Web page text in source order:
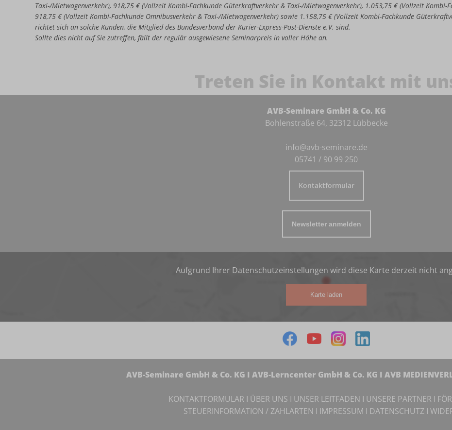
Taxi-/Mietwagenverkehr), 918,75 € (Vollzeit Kombi-Fachkunde Güterkraftverkehr & Taxi-/Mietwagenverkehr), 1.053,75 € (Vollzeit
918,75 € (Vollzeit Kombi-Fachkunde Omnibusverkehr & Taxi-/Mietwagenverkehr) sowie 1.158,75 € (Vollzeit Kombi-Fachkunde
richtet sich an solche Kunden, die Mitglied des Bundesverband der Kurier-Express-Post-Dienste e.V. sind.
Sollte dies nicht auf Sie zutreffen, fällt der regulär ausgewiesene Seminarpreis in voller Höhe an.
Treten Sie in Kontakt mit
AVB-Seminare GmbH & Co. KG
Bohlenstraße 64, 32312 Lübbecke
info@avb-seminare.de
05741 / 90 99 250
Kontaktformular
Newsletter anmelden
Aufgrund Ihrer Datenschutzeinstellungen wird diese Karte derzeit nicht
Karte laden
AVB-Seminare GmbH & Co. KG I AVB-Lerncenter GmbH & Co. KG I AVB
KONTAKTFORMULAR I ÜBER UNS I UNSER LEITFADEN I UNSERE PARTNER I
STEUERINFORMATION / ZAHLARTEN I IMPRESSUM I DATENSCHUTZ I